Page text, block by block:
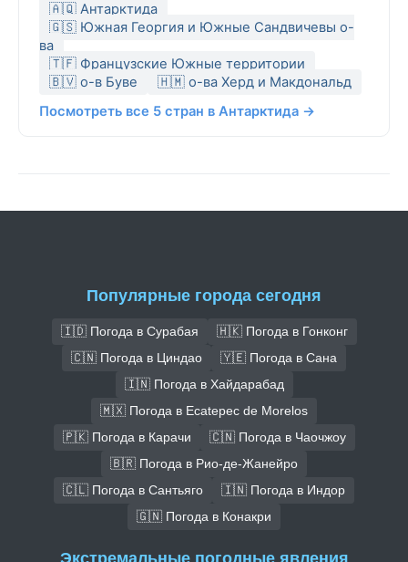
🇦🇶 Антарктида
🇬🇸 Южная Георгия и Южные Сандвичевы о-
ва
🇹🇫 Французские Южные территории
🇧🇻 о-в Буве
🇭🇲 о-ва Херд и Макдональд
Посмотреть все 5 стран в Антарктида →
Популярные города сегодня
🇮🇩 Погода в Сурабая
🇭🇰 Погода в Гонконг
🇨🇳 Погода в Циндао
🇾🇪 Погода в Сана
🇮🇳 Погода в Хайдарабад
🇲🇽 Погода в Ecatepec de Morelos
🇵🇰 Погода в Карачи
🇨🇳 Погода в Чаочжоу
🇧🇷 Погода в Рио-де-Жанейро
🇨🇱 Погода в Сантьяго
🇮🇳 Погода в Индор
🇬🇳 Погода в Конакри
Экстремальные погодные явления